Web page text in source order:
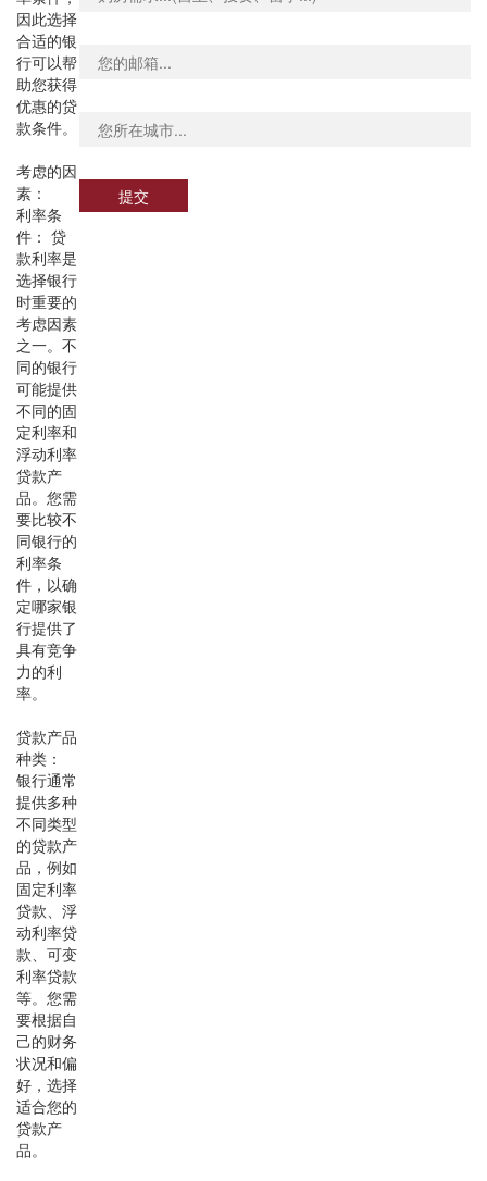
因此选择
合适的银
行可以帮
助您获得
优惠的贷
款条件。
考虑的因
素：
利率条
件： 贷
款利率是
选择银行
时重要的
考虑因素
之一。不
同的银行
可能提供
不同的固
定利率和
浮动利率
贷款产
品。您需
要比较不
同银行的
利率条
件，以确
定哪家银
行提供了
具有竞争
力的利
率。
贷款产品
种类：
银行通常
提供多种
不同类型
的贷款产
品，例如
固定利率
贷款、浮
动利率贷
款、可变
利率贷款
等。您需
要根据自
己的财务
状况和偏
好，选择
适合您的
贷款产
品。
提交